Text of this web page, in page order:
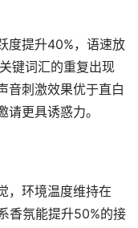
度提升40%，语速放
键词汇的重复出现
音刺激效果优于直白
更具诱惑力。
，环境温度维持在
香氛能提升50%的接